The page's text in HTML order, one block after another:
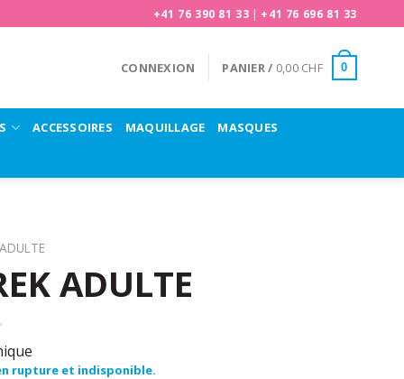
+41 76 390 81 33 | +41 76 696 81 33
CONNEXION PANIER / 0,00 CHF 0
ACCESSOIRES MAQUILLAGE MASQUES
ADULTE
ADULTE
rupture et indisponible.